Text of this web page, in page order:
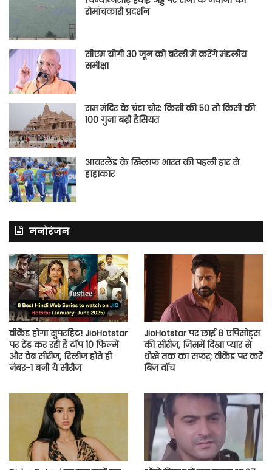
रोमांचकारी प्रदर्शन
सीएम योगी 30 जून को बरेली में करेंगे मंडलीय
समीक्षा
राम मंदिर के चंदा चोर: किसी की 50 तो किसी की
100 गुना बढ़ी हैसियत
आयरलैंड के खिलाफ भारत की पहली हार से
हाहाकार
मनोरंजन
वीकेंड होगा सुपरहिट! JioHotstar
पर ट्रेंड कर रही हैं टॉप 10 फिल्में
और वेब सीरीज, रिलीज होते ही
नंबर-1 बनी ये सीरीज
JioHotstar पर छाई 8 एपिसोड्स
की सीरीज, जिसमें दिखा प्यार से
धोखे तक का सफर; वीकेंड पर करें
बिंज वॉच